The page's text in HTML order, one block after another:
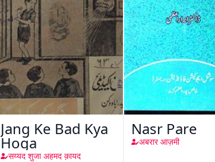
Jang Ke Bad Kya
Hoga
सय्यद शुजा अहमद क़ायद
Nasr Pare
अबरार आज़मी